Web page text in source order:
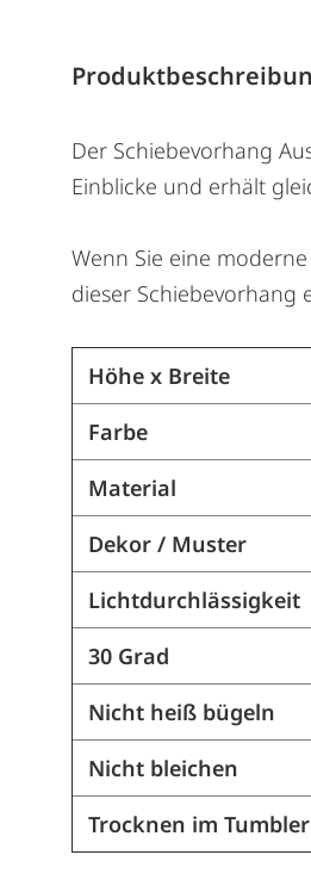
Der Schiebevorhang
Einblicke und erhält
Wenn Sie eine
dieser Schiebevorhang
Höhe x Breite
Farbe
Material
Dekor / Muster
Lichtdurchlässigkeit
30 Grad
Nicht heiß bügeln
Nicht bleichen
Trocknen im